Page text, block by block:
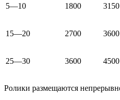
5—10 1800 3150
15—20 2700 3600
25—30 3600 4500
Ролики размещаются